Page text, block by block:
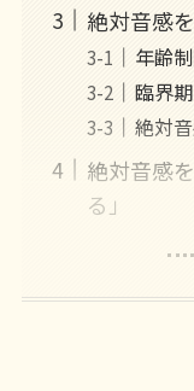
絶対音感
年齢
臨界期
絶対
絶対音感
る」